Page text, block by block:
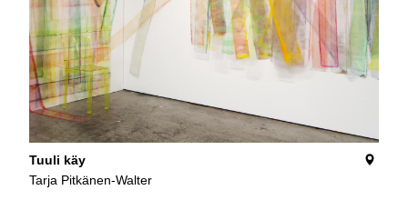
Tuuli käy
Tarja Pitkänen-Walter